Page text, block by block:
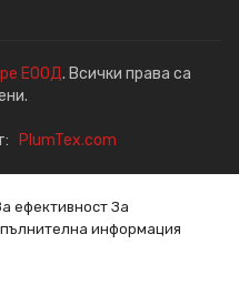
ЕООД. Всички права са
PlumTex.com
ефективност За
информация